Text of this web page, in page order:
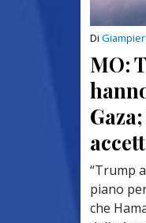
Di
MO:
“Trump
piano
che